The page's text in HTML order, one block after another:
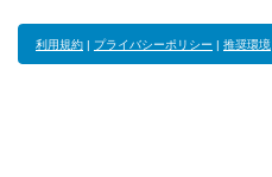
利用規約 | プライバシーポリシー | 推奨環境